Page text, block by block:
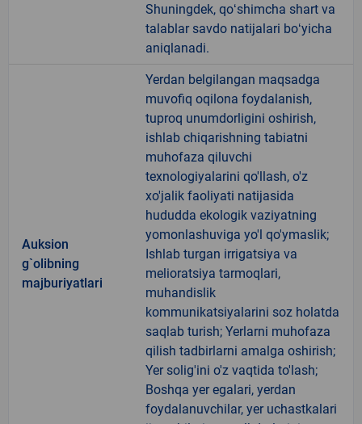
Shuningdek, qoʻshimcha shart va
talablar savdo natijalari boʻyicha
aniqlanadi.
Auksion
g`olibning
majburiyatlari
Yerdan belgilangan maqsadga
muvofiq oqilona foydalanish,
tuproq unumdorligini oshirish,
ishlab chiqarishning tabiatni
muhofaza qiluvchi
texnologiyalarini qo'llash, o'z
xo'jalik faoliyati natijasida
hududda ekologik vaziyatning
yomonlashuviga yo'l qo'ymaslik;
Ishlab turgan irrigatsiya va
melioratsiya tarmoqlari,
muhandislik
kommunikatsiyalarini soz holatda
saqlab turish; Yerlarni muhofaza
qilish tadbirlarni amalga oshirish;
Yer solig'ini o'z vaqtida to'lash;
Boshqa yer egalari, yerdan
foydalanuvchilar, yer uchastkalari